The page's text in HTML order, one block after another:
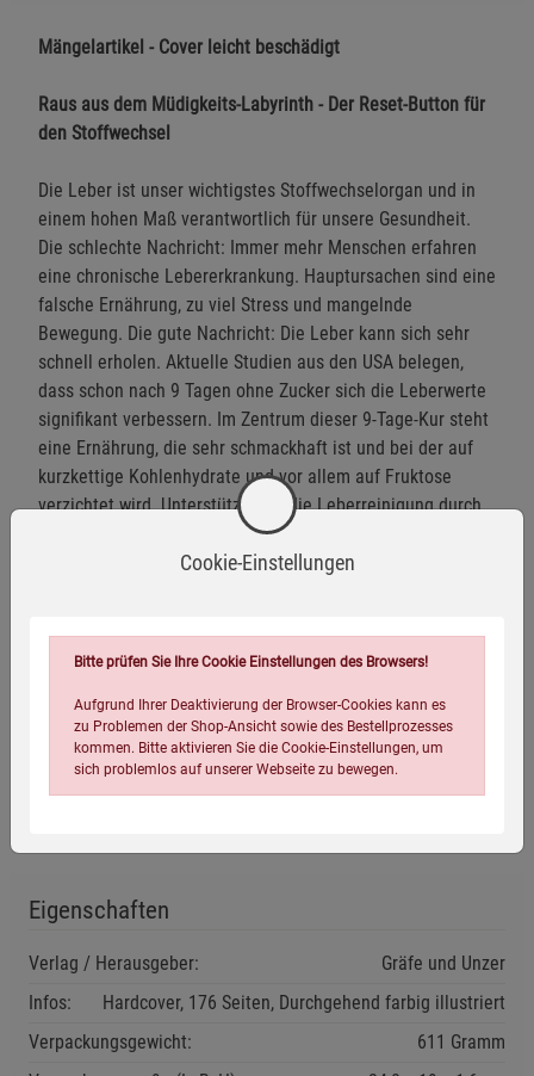
Mängelartikel - Cover leicht beschädigt
Raus aus dem Müdigkeits-Labyrinth - Der Reset-Button für
den Stoffwechsel
Die Leber ist unser wichtigstes Stoffwechselorgan und in
einem hohen Maß verantwortlich für unsere Gesundheit.
Die schlechte Nachricht: Immer mehr Menschen erfahren
eine chronische Lebererkrankung. Hauptursachen sind eine
falsche Ernährung, zu viel Stress und mangelnde
Bewegung. Die gute Nachricht: Die Leber kann sich sehr
schnell erholen. Aktuelle Studien aus den USA belegen,
dass schon nach 9 Tagen ohne Zucker sich die Leberwerte
signifikant verbessern. Im Zentrum dieser 9-Tage-Kur steht
eine Ernährung, die sehr schmackhaft ist und bei der auf
kurzkettige Kohlenhydrate und vor allem auf Fruktose
verzichtet wird. Unterstützt wird die Leberreinigung durch
einfache Körperübungen, naturheilkundliche Mittel sowie
Naturheilkunde und Stressreduktion
Extra: Mit über 25 köstlichen Rezepten die Leber gezielt
Eigenschaften
Verlag / Herausgeber:
Gräfe und Unzer
Infos:
Hardcover, 176 Seiten, Durchgehend farbig illustriert
Verpackungsgewicht:
611 Gramm
Cookie-Einstellungen
Bitte prüfen Sie Ihre Cookie Einstellungen des Browsers!
Aufgrund Ihrer Deaktivierung der Browser-Cookies kann es
zu Problemen der Shop-Ansicht sowie des Bestellprozesses
kommen. Bitte aktivieren Sie die Cookie-Einstellungen, um
sich problemlos auf unserer Webseite zu bewegen.
Zurück Einstellungen speichern für die Gruppe
Einwilligung nicht erteilen